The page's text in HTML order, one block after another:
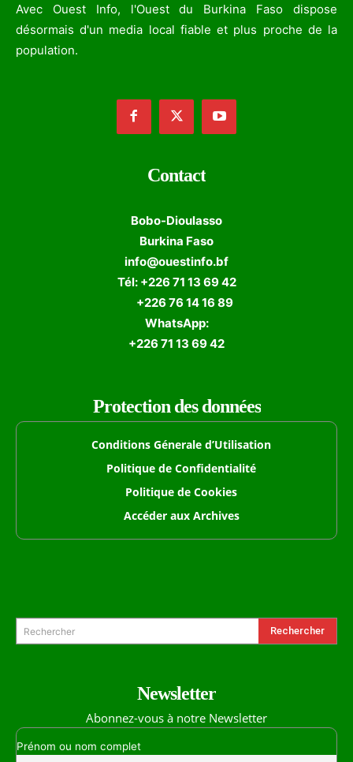
Avec Ouest Info, l'Ouest du Burkina Faso dispose
désormais d'un media local fiable et plus proche de la
population.
Contact
Bobo-Dioulasso
Burkina Faso
info@ouestinfo.bf
Tél: +226 71 13 69 42
+226 76 14 16 89
WhatsApp:
+226 71 13 69 42
Protection des données
Conditions Génerale d’Utilisation
Politique de Confidentialité
Politique de Cookies
Accéder aux Archives
Rechercher Rechercher
Newsletter
Abonnez-vous à notre Newsletter
Prénom ou nom complet